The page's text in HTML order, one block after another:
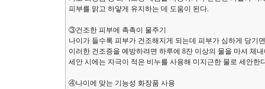
피부를 맑고 하얗게 유지하는 데 도움이 된다.
③건조한 피부에 촉촉이 물주기
나이가 들수록 피부가 건조해지게 되는데 피부가 심하게 당기
이러한 건조증을 예방하려면 하루에 8잔 이상의 물을 마셔 체
세안 시에는 자극이 적은 비누를 사용해 미지근한 물로 세안한
④나이에 맞는 기능성 화장품 사용